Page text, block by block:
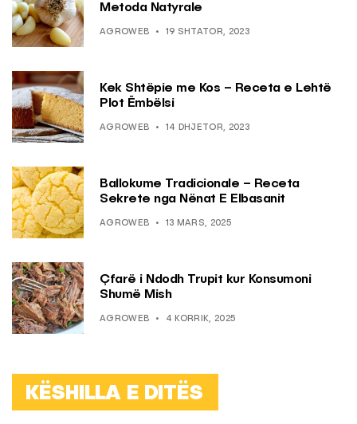
Metoda Natyrale
AGROWEB 19 SHTATOR, 2023
Kek Shtëpie me Kos – Receta e Lehtë
Plot Ëmbëlsi
AGROWEB 14 DHJETOR, 2023
Ballokume Tradicionale – Receta
Sekrete nga Nënat E Elbasanit
AGROWEB 13 MARS, 2025
Çfarë i Ndodh Trupit kur Konsumoni
Shumë Mish
AGROWEB 4 KORRIK, 2025
KËSHILLA E DITËS